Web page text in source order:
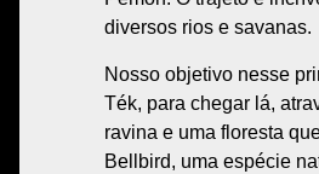
diversos rios e savanas.
Nosso objetivo nesse
Ték, para chegar lá,
ravina e uma floresta
Bellbird, uma espécie